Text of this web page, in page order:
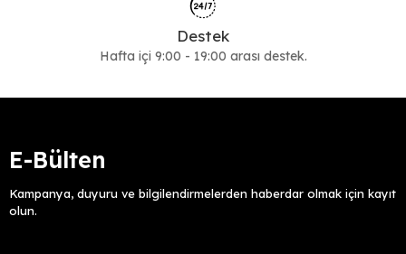
Destek
Hafta içi 9:00 - 19:00 arası destek.
E-Bülten
Kampanya, duyuru ve bilgilendirmelerden haberdar olmak için kayıt
olun.